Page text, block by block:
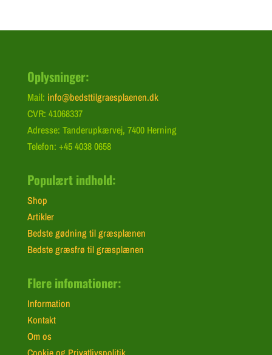
Oplysninger:
Mail: info@bedsttilgraesplaenen.dk
CVR: 41068337
Adresse: Tanderupkærvej, 7400 Herning
Telefon: +45 4038 0658
Populært indhold:
Shop
Artikler
Bedste gødning til græsplænen
Bedste græsfrø til græsplænen
Flere infomationer:
Information
Kontakt
Om os